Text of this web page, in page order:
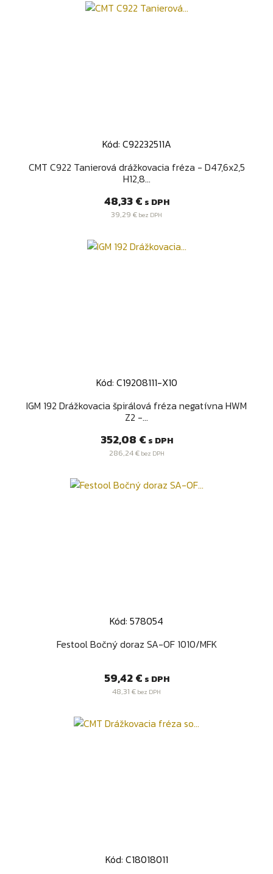
Kód: C92232511A
CMT C922 Tanierová drážkovacia fréza - D47,6x2,5
H12,8...
Cena
48,33 € s DPH
39,29 € bez DPH
Kód: C19208111-X10
IGM 192 Drážkovacia špirálová fréza negatívna HWM
Z2 -...
Cena
352,08 € s DPH
286,24 €bez DPH
Kód: 578054
Festool Bočný doraz SA-OF 1010/MFK
Cena
59,42 € s DPH
48,31 € bez DPH
Kód: C18018011